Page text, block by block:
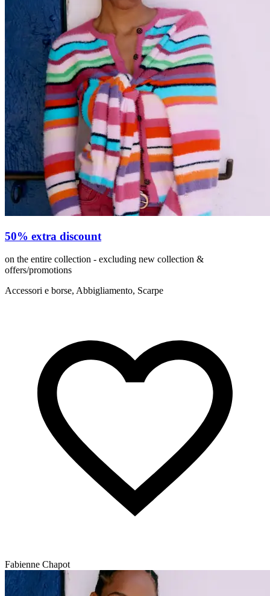
50% extra discount
on the entire collection - excluding new collection &
offers/promotions
Accessori e borse, Abbigliamento, Scarpe
Fabienne Chapot